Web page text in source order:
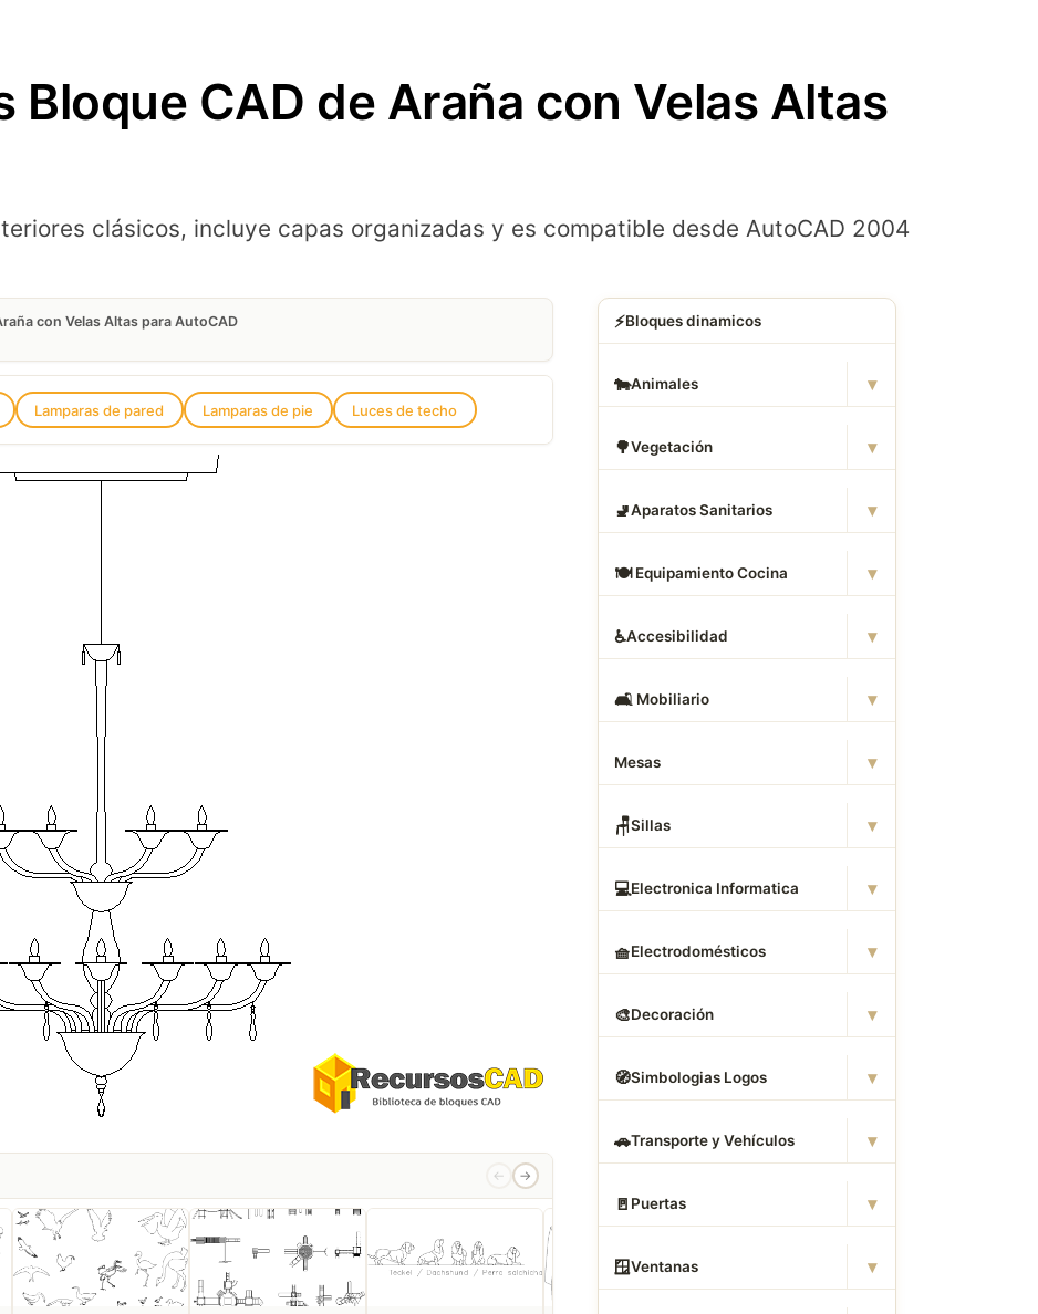
Bloque CAD de Araña con Velas Altas
clásicos, incluye capas organizadas y es compatible desde AutoCAD 2004
con Velas Altas para AutoCAD
Lamparas de pared Lamparas de pie Luces de techo
← →
⚡Bloques dinamicos
🐄Animales ▾
🌳Vegetación ▾
🚽Aparatos Sanitarios ▾
🍽️ Equipamiento Cocina ▾
♿Accesibilidad ▾
🛋 ️ Mobiliario ▾
Mesas ▾
🪑Sillas ▾
💻Electronica Informatica ▾
🧺Electrodomésticos ▾
🎨Decoración ▾
🧭Simbologias Logos ▾
🚗Transporte y Vehículos ▾
🚪 Puertas ▾
🪟Ventanas ▾